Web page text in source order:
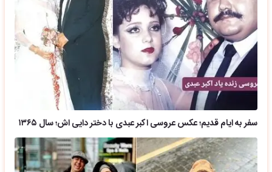
سفر به ایام قدیم؛ عکس عروسی اکبر عبدی با دختر دایی اش؛ سال ۱۳۶۵